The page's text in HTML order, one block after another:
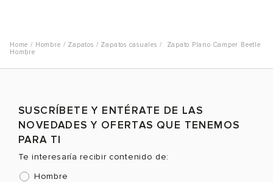
42 9
VER PRODUCTO
42 9
VER PRODUCTO
Hombre Zapatos Zapatos casuales
Zapato Plano Camper Beetle
Hombre
SUSCRÍBETE Y ENTÉRATE DE LAS
NOVEDADES Y OFERTAS QUE TENEMOS
PARA TI
Te interesaría recibir contenido de:
Hombre